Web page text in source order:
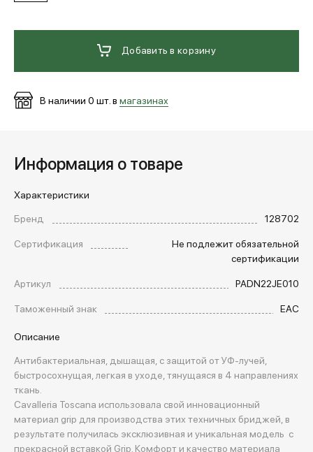
Добавить в корзину
В наличии 0 шт. в магазинах
Информация о товаре
Характеристики
Бренд
128702
Сертификация
Не подлежит обязательной
сертификации
Артикул
PADN22JE010
Таможенный знак
EAC
Описание
Антибактериальная, дышащая, с защитой от УФ-лучей,
быстросохнущая, легкая в уходе, тянущаяся в 4 направлениях
ткань.
Cavalleria Toscana использовала свой инновационный
материал grip для производства этих техничных бриджей, в
результате получилась эксклюзивная и уникальная модель с
прекрасной вставкой Grip. Комфорт и качество материала